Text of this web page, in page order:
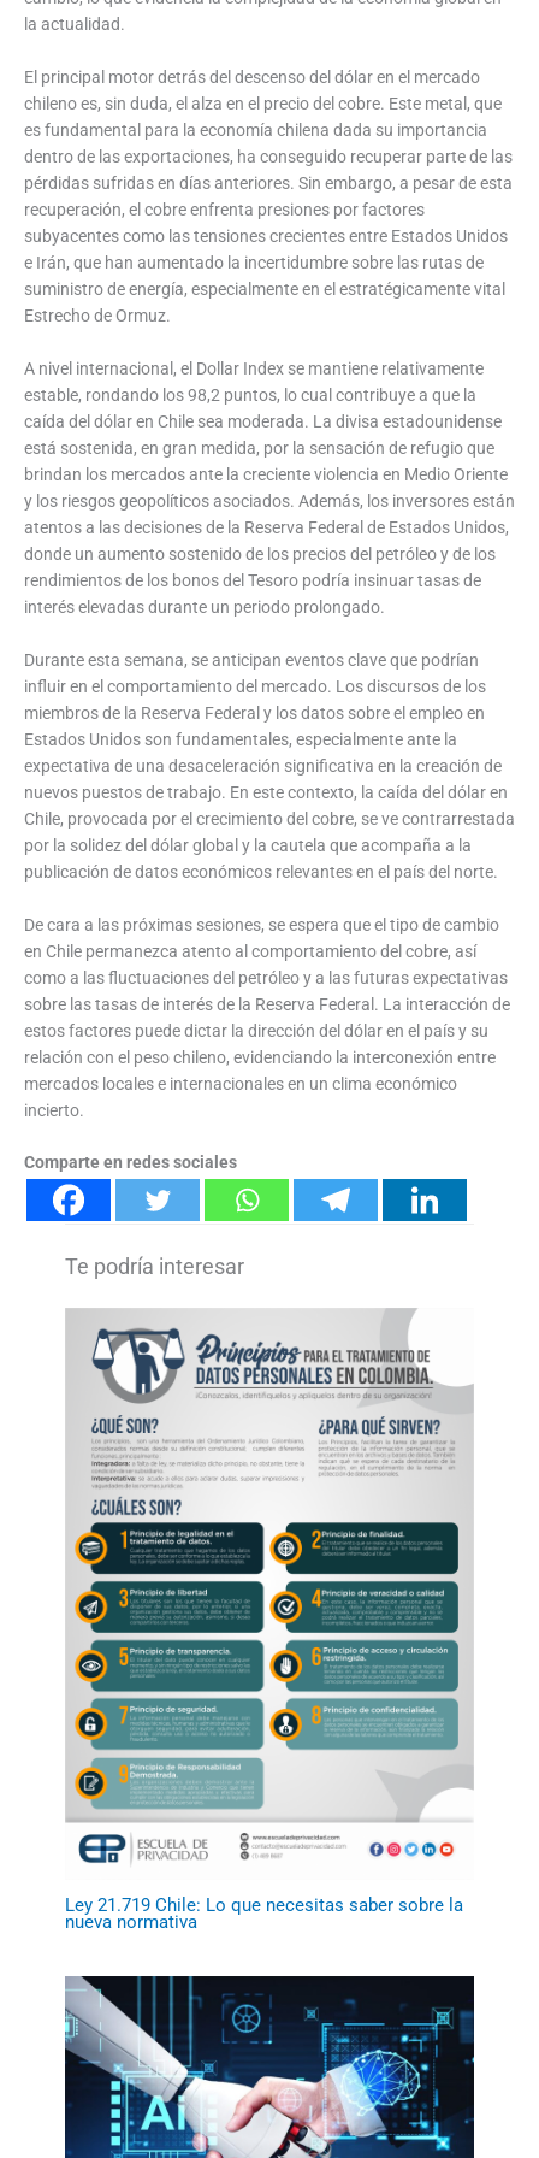
la actualidad.
El principal motor detrás del descenso del dólar en el mercado
chileno es, sin duda, el alza en el precio del cobre. Este metal, que
es fundamental para la economía chilena dada su importancia
dentro de las exportaciones, ha conseguido recuperar parte de las
pérdidas sufridas en días anteriores. Sin embargo, a pesar de esta
recuperación, el cobre enfrenta presiones por factores
subyacentes como las tensiones crecientes entre Estados Unidos
e Irán, que han aumentado la incertidumbre sobre las rutas de
suministro de energía, especialmente en el estratégicamente vital
Estrecho de Ormuz.
A nivel internacional, el Dollar Index se mantiene relativamente
estable, rondando los 98,2 puntos, lo cual contribuye a que la
caída del dólar en Chile sea moderada. La divisa estadounidense
está sostenida, en gran medida, por la sensación de refugio que
brindan los mercados ante la creciente violencia en Medio Oriente
y los riesgos geopolíticos asociados. Además, los inversores están
atentos a las decisiones de la Reserva Federal de Estados Unidos,
donde un aumento sostenido de los precios del petróleo y de los
rendimientos de los bonos del Tesoro podría insinuar tasas de
interés elevadas durante un periodo prolongado.
Durante esta semana, se anticipan eventos clave que podrían
influir en el comportamiento del mercado. Los discursos de los
miembros de la Reserva Federal y los datos sobre el empleo en
Estados Unidos son fundamentales, especialmente ante la
expectativa de una desaceleración significativa en la creación de
nuevos puestos de trabajo. En este contexto, la caída del dólar en
Chile, provocada por el crecimiento del cobre, se ve contrarrestada
por la solidez del dólar global y la cautela que acompaña a la
publicación de datos económicos relevantes en el país del norte.
De cara a las próximas sesiones, se espera que el tipo de cambio
en Chile permanezca atento al comportamiento del cobre, así
como a las fluctuaciones del petróleo y a las futuras expectativas
sobre las tasas de interés de la Reserva Federal. La interacción de
estos factores puede dictar la dirección del dólar en el país y su
relación con el peso chileno, evidenciando la interconexión entre
mercados locales e internacionales en un clima económico
incierto.
Comparte en redes sociales
Ley 21.719 Chile: Lo que necesitas saber sobre la
nueva normativa